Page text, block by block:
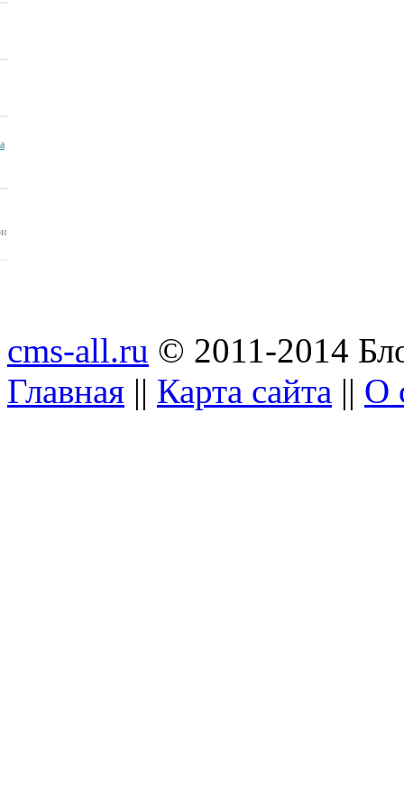
cms-all.ru © 2011-2014
Главная || Карта сайта || О